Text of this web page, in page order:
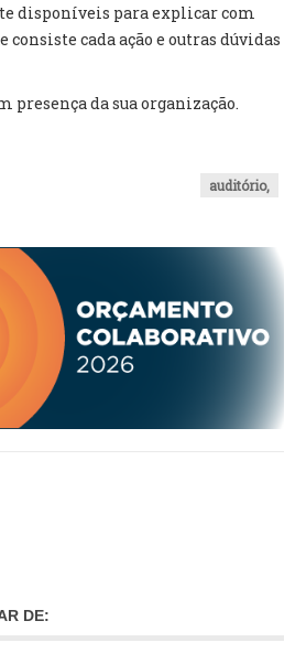
disponíveis para explicar com
cada ação e outras dúvidas
presença da sua organização.
auditório,
DE: